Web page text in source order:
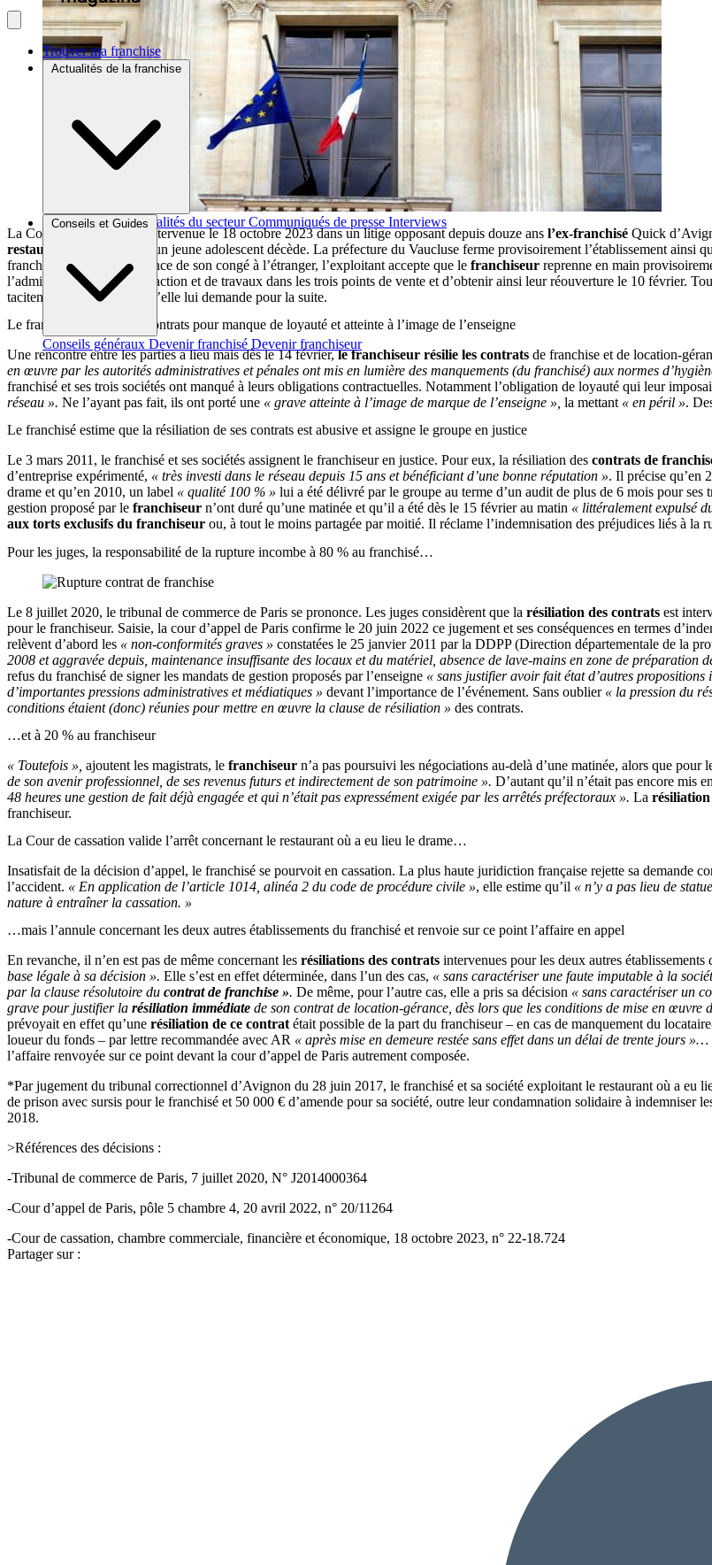
Trouver ma franchise
Actualités de la franchise
Brèves et actus Actualités du secteur Communiqués de presse Interviews
Conseils et Guides
Conseils généraux Devenir franchisé Devenir franchiseur
La Cour de cassation est intervenue le 18 octobre 2023 dans un litige opposant depuis douze ans l’ex-franchisé Quick
restaurants
du franchisé, un jeune adolescent décède. La préfecture du Vaucluse ferme provisoirement l’établissement ainsi
franchisé. Revenu en urgence de son congé à l’étranger, l’exploitant accepte que le franchiseur reprenne en main
l’administration un plan d’action et de travaux dans les trois points de vente et d’obtenir ainsi leur réouverture le 10 février.
tacitement renouvelable qu’elle lui demande pour la suite.
Le franchiseur résilie les contrats pour manque de loyauté et atteinte à l’image de l’enseigne
Une rencontre entre les parties a lieu mais dès le 14 février,le franchiseur résilie les contrats de franchise et de location-
en œuvre par les autorités administratives et pénales ont mis en lumière des manquements (du franchisé) aux normes
franchisé et ses trois sociétés ont manqué à leurs obligations contractuelles. Notamment l’obligation de loyauté qui leur
réseau ». Ne l’ayant pas fait, ils ont porté une « grave atteinte à l’image de marque de l’enseigne », la mettant « en péril ».
Le franchisé estime que la résiliation de ses contrats est abusive et assigne le groupe en justice
Le 3 mars 2011, le franchisé et ses sociétés assignent le franchiseur en justice. Pour eux, la résiliation des contrats de
d’entreprise expérimenté, « très investi dans le réseau depuis 15 ans et bénéficiant d’une bonne réputation ». Il précise qu’en
drame et qu’en 2010, un label « qualité 100 % » lui a été délivré par le groupe au terme d’un audit de plus de 6 mois pour
gestion proposé par le franchiseur n’ont duré qu’une matinée et qu’il a été dès le 15 février au matin « littéralement expulsé
aux torts exclusifs du franchiseur ou, à tout le moins partagée par moitié. Il réclame l’indemnisation des préjudices liés à la
Pour les juges, la responsabilité de la rupture incombe à 80 % au franchisé…
Le 8 juillet 2020, le tribunal de commerce de Paris se prononce. Les juges considèrent que la résiliation des contrats est
pour le franchiseur. Saisie, la cour d’appel de Paris confirme le 20 juin 2022 ce jugement et ses conséquences en termes
relèvent d’abord les « non-conformités graves » constatées le 25 janvier 2011 par la DDPP (Direction départementale de la
2008 et aggravée depuis, maintenance insuffisante des locaux et du matériel, absence de lave-mains en zone de préparation
refus du franchisé de signer les mandats de gestion proposés par l’enseigne « sans justifier avoir fait état d’autres propositions
d’importantes pressions administratives et médiatiques » devant l’importance de l’événement. Sans oublier « la pression du
conditions étaient (donc) réunies pour mettre en œuvre la clause de résiliation » des contrats.
…et à 20 % au franchiseur
« Toutefois », ajoutent les magistrats, le franchiseur n’a pas poursuivi les négociations au-delà d’une matinée, alors que pour
de son avenir professionnel, de ses revenus futurs et indirectement de son patrimoine ». D’autant qu’il n’était pas encore mis
48 heures une gestion de fait déjà engagée et qui n’était pas expressément exigée par les arrêtés préfectoraux ». La résiliation
franchiseur.
La Cour de cassation valide l’arrêt concernant le restaurant où a eu lieu le drame…
Insatisfait de la décision d’appel, le franchisé se pourvoit en cassation. La plus haute juridiction française rejette sa demande
l’accident. « En application de l’article 1014, alinéa 2 du code de procédure civile », elle estime qu’il « n’y a pas lieu de
nature à entraîner la cassation. »
…mais l’annule concernant les deux autres établissements du franchisé et renvoie sur ce point l’affaire en appel
En revanche, il n’en est pas de même concernant les résiliations des contrats intervenues pour les deux autres
base légale à sa décision ». Elle s’est en effet déterminée, dans l’un des cas, « sans caractériser une faute imputable à la
par la clause résolutoire du contrat de franchise ». De même, pour l’autre cas, elle a pris sa décision « sans caractériser un
grave pour justifier la résiliation immédiate de son contrat de location-gérance, dès lors que les conditions de mise en
prévoyait en effet qu’une résiliation de ce contratétait possible de la part du franchiseur – en cas de manquement du
loueur du fonds – par lettre recommandée avec AR « après mise en demeure restée sans effet dans un délai de trente jours »…
l’affaire renvoyée sur ce point devant la cour d’appel de Paris autrement composée.
*Par jugement du tribunal correctionnel d’Avignon du 28 juin 2017, le franchisé et sa société exploitant le restaurant où a eu
de prison avec sursis pour le franchisé et 50 000 € d’amende pour sa société, outre leur condamnation solidaire à indemniser
2018.
>Références des décisions :
-Tribunal de commerce de Paris, 7 juillet 2020, N° J2014000364
-Cour d’appel de Paris, pôle 5 chambre 4, 20 avril 2022, n° 20/11264
-Cour de cassation, chambre commerciale, financière et économique, 18 octobre 2023, n° 22-18.724
Partager sur :